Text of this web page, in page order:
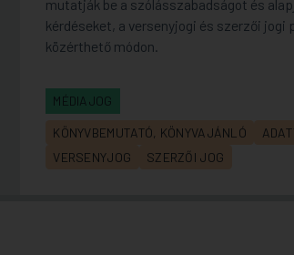
mutatják be a szólásszabadságot és
kérdéseket, a versenyjogi és szerzői jogi
közérthető módon.
MÉDIAJOG
KÖNYVBEMUTATÓ, KÖNYVAJÁNLÓ
VERSENYJOG
SZERZŐI JOG